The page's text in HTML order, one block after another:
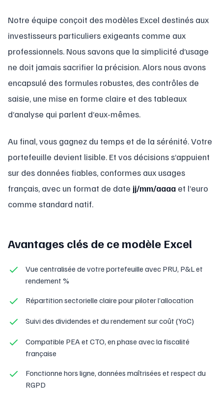
Notre équipe conçoit des modèles Excel destinés aux
investisseurs particuliers exigeants comme aux
professionnels. Nous savons que la simplicité d’usage
ne doit jamais sacrifier la précision. Alors nous avons
encapsulé des formules robustes, des contrôles de
saisie, une mise en forme claire et des tableaux
d’analyse qui parlent d’eux-mêmes.
Au final, vous gagnez du temps et de la sérénité. Votre
portefeuille devient lisible. Et vos décisions s’appuient
sur des données fiables, conformes aux usages
français, avec un format de date jj/mm/aaaa et l’euro
comme standard natif.
Avantages clés de ce modèle Excel
Vue centralisée de votre portefeuille avec PRU, P&L et
rendement %
Répartition sectorielle claire pour piloter l’allocation
Suivi des dividendes et du rendement sur coût (YoC)
Compatible PEA et CTO, en phase avec la fiscalité
française
Fonctionne hors ligne, données maîtrisées et respect du
RGPD